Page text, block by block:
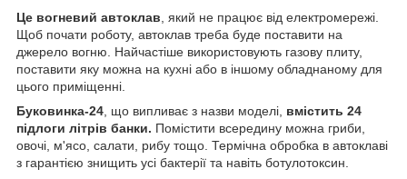
Це вогневий автоклав, який не працює від електромережі.
Щоб почати роботу, автоклав треба буде поставити на
джерело вогню. Найчастіше використовують газову плиту,
поставити яку можна на кухні або в іншому обладнаному для
цього приміщенні.
Буковинка-24, що випливає з назви моделі, вмістить 24
підлоги літрів банки. Помістити всередину можна гриби,
овочі, м'ясо, салати, рибу тощо. Термічна обробка в автоклаві
з гарантією знищить усі бактерії та навіть ботулотоксин.